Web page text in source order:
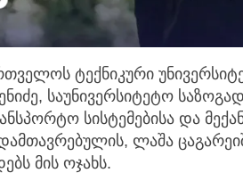
ტექნიკური
საუნივერსიტეტო
სისტემებისა და
ლაშა
მის ოჯახს.